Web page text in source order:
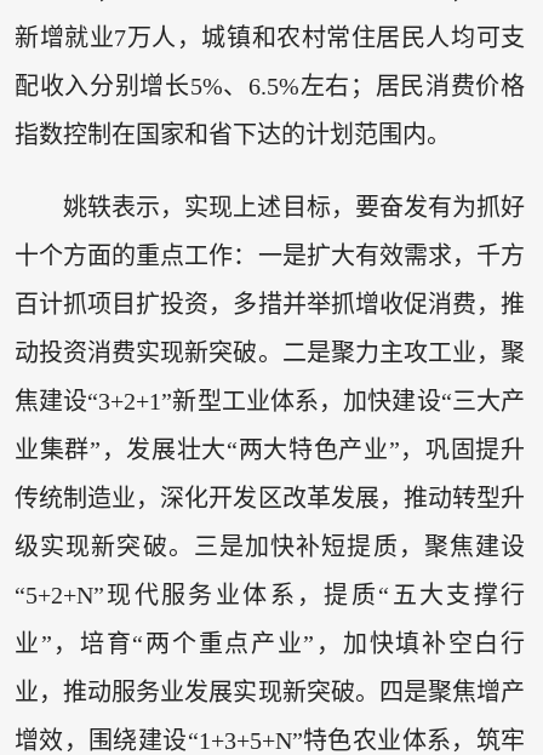
新增就业7万人，城镇和农村常住居民人均可支
配收入分别增长5%、6.5%左右；居民消费价格
指数控制在国家和省下达的计划范围内。
姚轶表示，实现上述目标，要奋发有为抓好
十个方面的重点工作：一是扩大有效需求，千方
百计抓项目扩投资，多措并举抓增收促消费，推
动投资消费实现新突破。二是聚力主攻工业，聚
焦建设“3+2+1”新型工业体系，加快建设“三大产
业集群”，发展壮大“两大特色产业”，巩固提升
传统制造业，深化开发区改革发展，推动转型升
级实现新突破。三是加快补短提质，聚焦建设
“5+2+N”现代服务业体系，提质“五大支撑行
业”，培育“两个重点产业”，加快填补空白行
业，推动服务业发展实现新突破。四是聚焦增产
增效，围绕建设“1+3+5+N”特色农业体系，筑牢